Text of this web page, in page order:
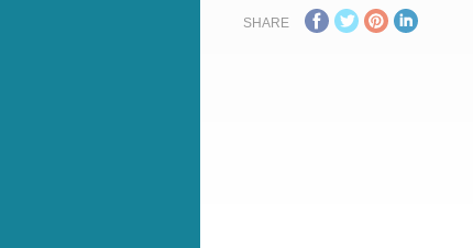
SHARE